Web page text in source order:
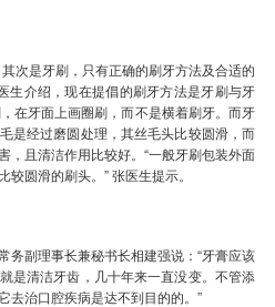
次是牙刷，只有正确的刷牙方法及合适的
生介绍，现在提倡的刷牙方法是牙刷与牙
在牙面上画圈刷，而不是横着刷牙。而牙
是经过磨圆处理，其丝毛头比较圆滑，而
，且清洁作用比较好。“一般牙刷包装外面
圆滑的刷头。” 张医生提示。
务副理事长兼秘书长相建强说：“牙膏应该
是清洁牙齿，几十年来一直没变。不管添
去治口腔疾病是达不到目的的。”